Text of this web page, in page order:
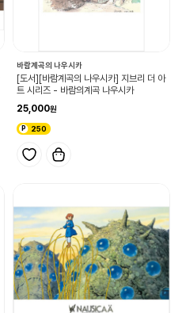
바람계곡의 나우시카
[도서][바람계곡의 나우시카] 지브리 더 아
트 시리즈 - 바람의계곡 나우시카
25,000
250